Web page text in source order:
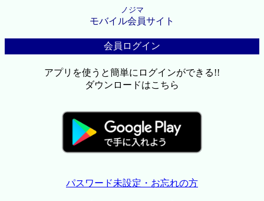
ノジマ
モバイル会員サイト
会員ログイン
アプリを使うと簡単にログインができる!!
ダウンロードはこちら
パスワード未設定・お忘れの方